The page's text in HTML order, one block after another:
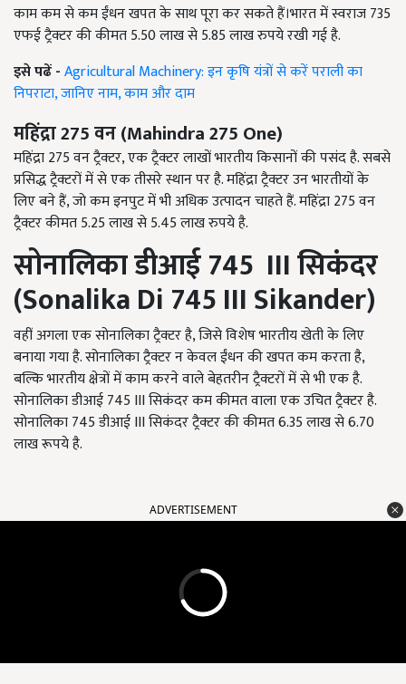
काम कम से कम ईंधन खपत के साथ पूरा कर सकते हैं।भारत में स्वराज 735
एफई ट्रैक्टर की कीमत 5.50 लाख से 5.85 लाख रुपये रखी गई है.
इसे पढें -Agricultural Machinery: इन कृषि यंत्रों से करें पराली का
निपराटा, जानिए नाम, काम और दाम
महिंद्रा275वन (Mahindra275 One)
महिंद्रा 275 वन ट्रैक्टर, एक ट्रैक्टर लाखों भारतीय किसानों की पसंद है. सबसे
प्रसिद्ध ट्रैक्टरों में से एक तीसरे स्थान पर है. महिंद्रा ट्रैक्टर उन भारतीयों के
लिए बने हैं, जो कम इनपुट में भी अधिक उत्पादन चाहते हैं. महिंद्रा 275 वन
ट्रैक्टर कीमत 5.25 लाख से 5.45 लाख रुपये है.
सोनालिका डीआई745 IIIसिकंदर
(Sonalika Di 745 III Sikander)
वहीं अगला एक सोनालिका ट्रैक्टर है, जिसे विशेष भारतीय खेती के लिए
बनाया गया है. सोनालिका ट्रैक्टर न केवल ईंधन की खपत कम करता है,
बल्कि भारतीय क्षेत्रों में काम करने वाले बेहतरीन ट्रैक्टरों में से भी एक है.
सोनालिका डीआई 745 III सिकंदर कम कीमत वाला एक उचित ट्रैक्टर है.
सोनालिका 745 डीआई III सिकंदर ट्रैक्टर की कीमत 6.35 लाख से 6.70
लाख रूपये है.
ADVERTISEMENT